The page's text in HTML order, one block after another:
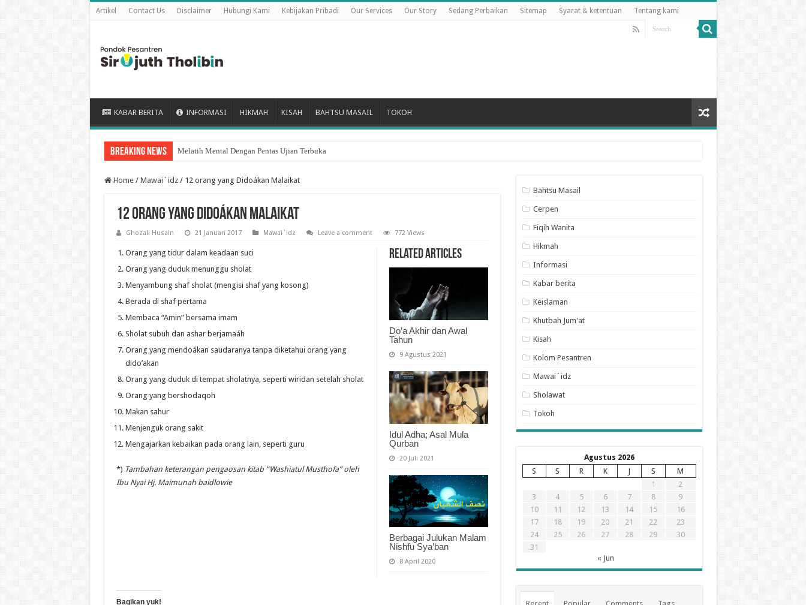
Artikel Contact Us Disclaimer Hubungi Kami Kebijakan Pribadi Our Services Our Story Sedang Perbaikan Sitemap Syarat & ketentuan Tentang kami
KABAR BERITA INFORMASI HIKMAH KISAH BAHTSU MASAIL TOKOH
Breaking News Melatih Mental Dengan Pentas Ujian Terbuka
Keutamaan puasa Sembilan Hari Pertama Bulan Dzulhijjah
Home / Mawai`idz / 12 orang yang Didoákan Malaikat
12 orang yang Didoákan Malaikat
Ghozali Husain 21 Januari 2017 Mawai`idz Leave a comment 772 Views
Related Articles
Do’a Akhir dan Awal
Tahun
9 Agustus 2021
Idul Adha; Asal Mula
Qurban
20 Juli 2021
Berbagai Julukan Malam
Nishfu Sya’ban
8 April 2020
Orang yang tidur dalam keadaan suci
Orang yang duduk menunggu sholat
Menyambung shaf sholat (mengisi shaf yang kosong)
Berada di shaf pertama
Membaca “Amin” bersama imam
Sholat subuh dan ashar berjamaáh
Orang yang mendoákan saudaranya tanpa diketahui orang yang
dido’akan
Orang yang duduk di tempat sholatnya, seperti wiridan setelah sholat
Orang yang bershodaqoh
Makan sahur
Menjenguk orang sakit
Mengajarkan kebaikan pada orang lain, seperti guru
*) Tambahan keterangan pengaosan kitab “Washiatul Musthofa” oleh
Ibu Nyai Hj. Maimunah baidlowie
Bagikan yuk!
Bahtsu Masail
Cerpen
Fiqih Wanita
Hikmah
Informasi
Kabar berita
Keislaman
Khutbah Jum'at
Kisah
Kolom Pesantren
Mawai`idz
Sholawat
Tokoh
Agustus 2026
S
S R K J S
M
1
2
3
4 5 6 7 8
9
10
11 12 13 14 15
16
17
18 19 20 21 22
23
24
25 26 27 28 29
30
31
« Jun